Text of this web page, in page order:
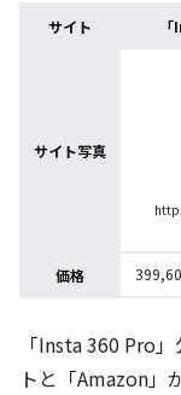
サイト
サイト写真
価格
「Insta 360 Pro
トと「Amazon」